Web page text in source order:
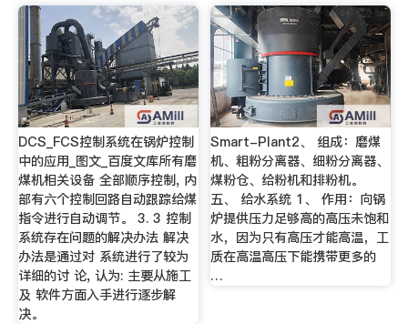
DCS_FCS控制系统在锅炉控制
中的应用_图文_百度文库所有磨
煤机相关设备 全部顺序控制, 内
部有六个控制回路自动跟踪给煤
指令进行自动调节。 3. 3 控制
系统存在问题的解决办法 解决
办法是通过对 系统进行了较为
详细的讨 论, 认为: 主要从施工
及 软件方面入手进行逐步解
决。
Smart-Plant2、 组成：磨煤
机、粗粉分离器、细粉分离器、
煤粉仓、给粉机和排粉机。
五、 给水系统 1、 作用：向锅
炉提供压力足够高的高压未饱和
水，因为只有高压才能高温，工
质在高温高压下能携带更多的
…